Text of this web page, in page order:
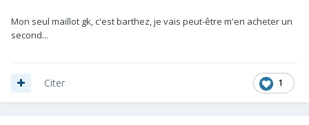
Mon seul maillot gk, c'est barthez, je vais peut-être m'en acheter un
second...
1
Citer